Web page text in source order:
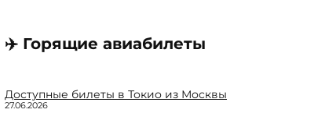
✈️ Горящие авиабилеты
Доступные билеты в Токио из Москвы
27.06.2026